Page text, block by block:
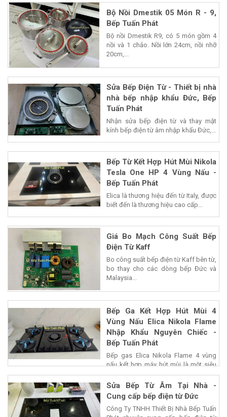
Bộ Nồi Dmestik 05 Món R - 9,
Bếp Tuấn Phát
Bộ nồi Dmestik R9, có 5 món gồm 4
nồi và 1 chảo. Nồi lớn 24cm, nồi nhỡ
20cm,...
Sửa Bếp Điện Từ - Thiết bị nhà
nhà bếp nhập khẩu Đức, Bếp
Tuấn Phát
Nhận sửa bếp điện từ và thay mặt
kính bếp điện từ âm nhập khẩu Đức,...
Bếp Từ Kết Hợp Hút Mùi Nikola
Tesla One HP 4 Vùng Nấu -
Bếp Tuấn Phát
Elica là thương hiệu đến từ Italy, được
biết đến là thương hiệu cao cấp...
Giá Bo Mạch Công Suất Bếp
Điện Từ Kaff
Bo công suất bếp điện từ Kaff bên từ,
bo thay cho các dòng bếp Đức và
Malaysia...
Bếp Ga Kết Hợp Hút Mùi 4
Vùng Nấu Elica Nikola Flame
Nhập Khẩu Nguyên Chiếc -
Bếp Tuấn Phát
Bếp gas Elica Nikola Flame 4 vùng
nấu kết hợp máy hút mùi là một siêu
phẩm của...
Sửa Bếp Từ Âm Tại Nhà -
Cung cấp bếp điện từ Đức
Công Ty TNHH Thiết Bị Nhà Bếp Tuấn